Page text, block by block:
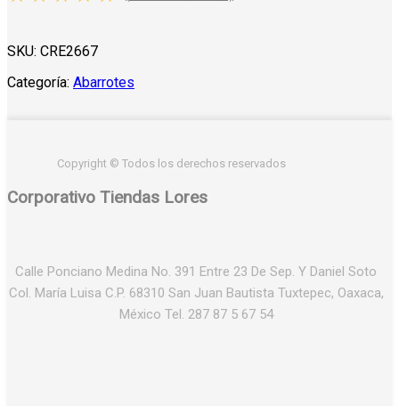
SKU: CRE2667
Categoría: Abarrotes
Copyright © Todos los derechos reservados
Corporativo Tiendas Lores
Calle Ponciano Medina No. 391 Entre 23 De Sep. Y Daniel Soto
Col. María Luisa C.P. 68310 San Juan Bautista Tuxtepec, Oaxaca,
México Tel. 287 87 5 67 54